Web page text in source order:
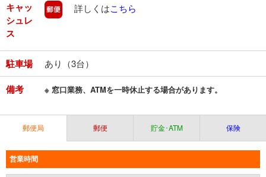
キャッ
シュレ
ス
郵便
詳しくはこちら
駐車場 あり（3台）
備考 ※ 窓口業務、ATMを一時休止する場合があります。
郵便局 郵便 貯金･ATM 保険
営業時間